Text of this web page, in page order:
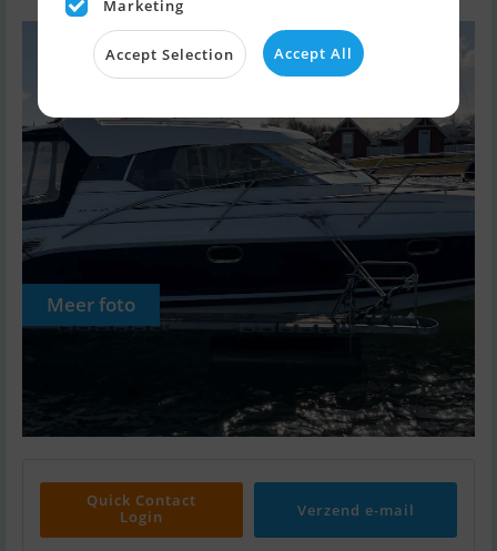
Meer foto
Quick Contact
Login
Verzend e-mail
Marketing
Accept Selection Accept All